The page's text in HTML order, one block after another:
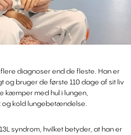
diagnoser end de fleste. Han er
og bruger de første 110 dage af sit liv
kæmper med hul i lungen,
kold lungebetændelse.
syndrom, hvilket betyder, at han er